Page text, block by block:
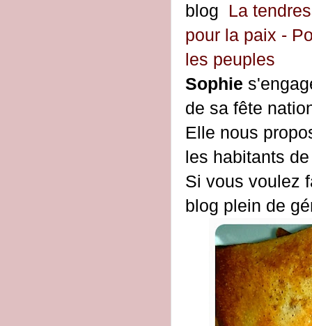
blog La
pour la paix -
les peuples
Sophie
de sa fête
Elle nous
les habitants
Si vous voulez
blog plein de